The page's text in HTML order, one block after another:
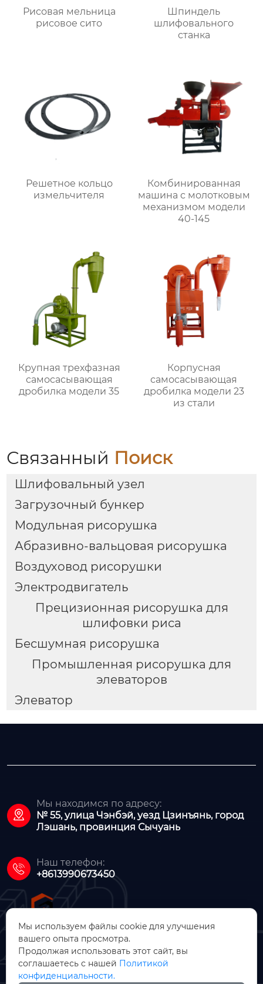
Рисовая мельница
рисовое сито
Шпиндель
шлифовального
станка
Решетное кольцо
измельчителя
Комбинированная
машина с молотковым
механизмом модели
40-145
Крупная трехфазная
самоcасывающая
дробилка модели 35
Корпусная
самоcасывающая
дробилка модели 23
из стали
Связанный Поиск
Шлифовальный узел
Загрузочный бункер
Модульная рисорушка
Абразивно-вальцовая рисорушка
Воздуховод рисорушки
Электродвигатель
Прецизионная рисорушка для
шлифовки риса
Бесшумная рисорушка
Промышленная рисорушка для
элеваторов
Элеватор

Мы находимся по адресу:
№ 55, улица Чэнбэй, уезд Цзинъянь, город
Лэшань, провинция Сычуань

Наш телефон:
+8613990673450
ООО Цзинъянь Чжунсинь
Машинное Производство
Мы используем файлы cookie для улучшения
вашего опыта просмотра.
Продолжая использовать этот сайт, вы
соглашаетесь с нашей Политикой
конфиденциальности.